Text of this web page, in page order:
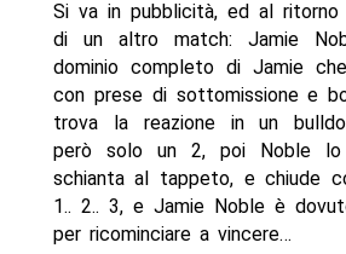
Si va in pubblicità, ed al
di un altro match: Jamie
dominio completo di Jamie
con prese di sottomissione e
trova la reazione in un
però solo un 2, poi Noble
schianta al tappeto, e chiude
1.. 2.. 3, e Jamie Noble è
per ricominciare a vincere…